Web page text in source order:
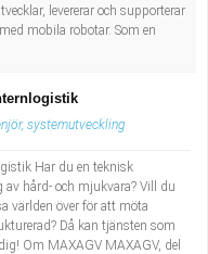
levererar och supporterar
mobila robotar. Som en
systemutveckling
Har du en teknisk
av hård- och mjukvara? Vill du
världen över för att möta
Då kan tjänsten som
Om MAXAGV MAXAGV, del